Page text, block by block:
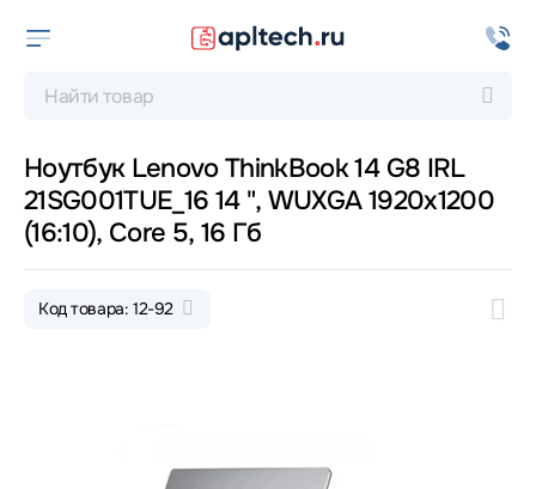
Ноутбук Lenovo ThinkBook 14 G8 IRL
21SG001TUE_16 14 ", WUXGA 1920x1200
(16:10), Core 5, 16 Гб
Код товара: 12-92